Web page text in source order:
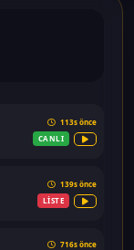
113s önce
CANLI
139s önce
LİSTE
716s önce